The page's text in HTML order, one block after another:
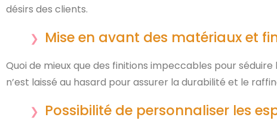
désirs des clients.
Mise en avant des matériaux et
Quoi de mieux que des finitions impeccables pour séduire
n’est laissé au hasard pour assurer la durabilité et le
Possibilité de personnaliser les